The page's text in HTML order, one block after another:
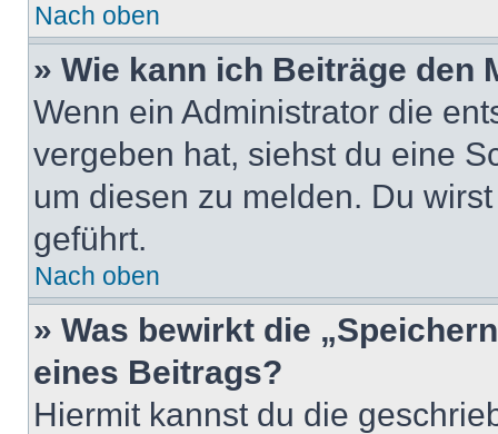
Nach oben
» Wie kann ich Beiträge den
Wenn ein Administrator die
vergeben hat, siehst du eine
um diesen zu melden. Du
geführt.
Nach oben
» Was bewirkt die
eines Beitrags?
Hiermit kannst du die